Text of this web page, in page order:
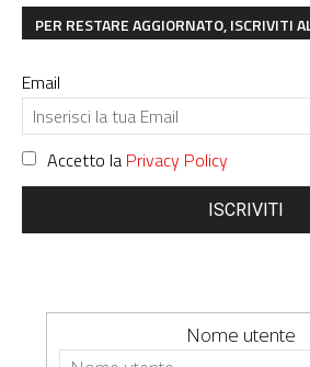
PER RESTARE AGGIORNATO, ISCRIVITI
Email
Accetto la Privacy Policy
ISCRIVITI
Nome utente